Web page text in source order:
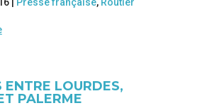
ENTRE LOURDES,
PALERME